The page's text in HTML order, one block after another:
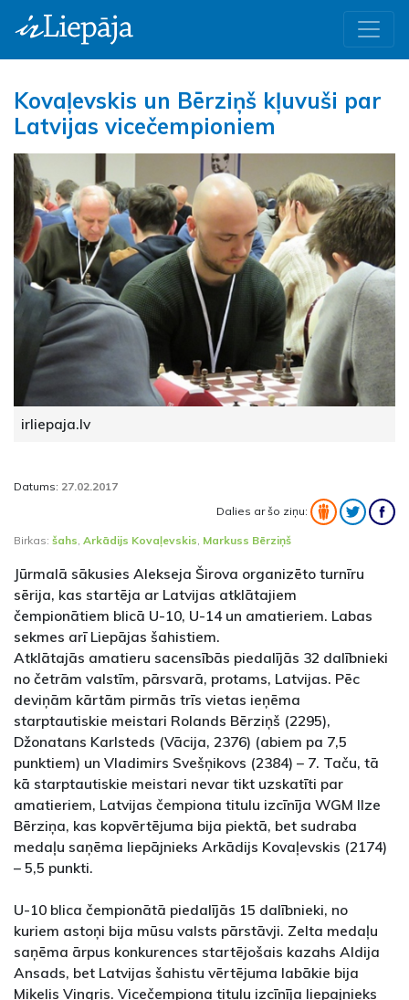
Kovaļevskis un Bērziņš kļuvuši par
Latvijas vicečempioniem
irliepaja.lv
Datums: 27.02.2017
Dalies ar šo ziņu:
Birkas: šahs, Arkādijs Kovaļevskis, Markuss Bērziņš
Jūrmalā sākusies Alekseja Širova organizēto turnīru
sērija, kas startēja ar Latvijas atklātajiem
čempionātiem blicā U-10, U-14 un amatieriem. Labas
sekmes arī Liepājas šahistiem.
Atklātajās amatieru sacensībās piedalījās 32 dalībnieki
no četrām valstīm, pārsvarā, protams, Latvijas. Pēc
deviņām kārtām pirmās trīs vietas ieņēma
starptautiskie meistari Rolands Bērziņš (2295),
Džonatans Karlsteds (Vācija, 2376) (abiem pa 7,5
punktiem) un Vladimirs Svešņikovs (2384) – 7. Taču, tā
kā starptautiskie meistari nevar tikt uzskatīti par
amatieriem, Latvijas čempiona titulu izcīnīja WGM Ilze
Bērziņa, kas kopvērtējuma bija piektā, bet sudraba
medaļu saņēma liepājnieks Arkādijs Kovaļevskis (2174)
– 5,5 punkti.
U-10 blica čempionātā piedalījās 15 dalībnieki, no
kuriem astoņi bija mūsu valsts pārstāvji. Zelta medaļu
saņēma ārpus konkurences startējošais kazahs Aldija
Ansads, bet Latvijas šahistu vērtējuma labākie bija
Miķelis Vingris. Vicečempiona titulu izcīnīja liepajnieks